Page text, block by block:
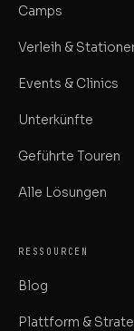
Camps
Verleih &
Events & Clinics
Unterkünfte
Geführte Touren
Alle Lösungen
RESSOURCEN
Blog
Plattform &